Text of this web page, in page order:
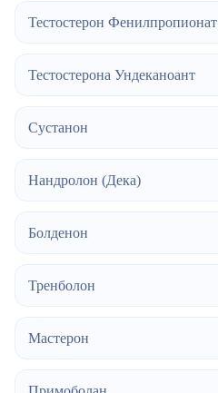
Тестостерон Фенилпропионат
Тестостерона Ундеканоант
Сустанон
Нандролон (Дека)
Болденон
Тренболон
Мастерон